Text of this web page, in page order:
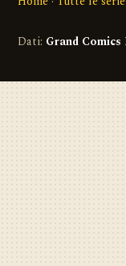
Dati: Grand Comics